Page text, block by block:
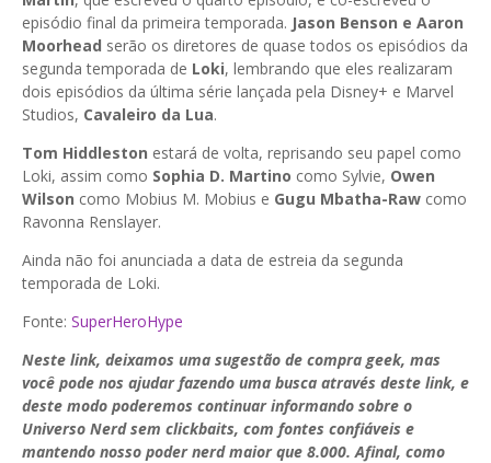
episódio final da primeira temporada. Jason Benson e Aaron
Moorhead serão os diretores de quase todos os episódios da
segunda temporada de Loki, lembrando que eles realizaram
dois episódios da última série lançada pela Disney+ e Marvel
Studios, Cavaleiro da Lua.
Tom Hiddleston estará de volta, reprisando seu papel como
Loki, assim como Sophia D. Martino como Sylvie, Owen
Wilson como Mobius M. Mobius e Gugu Mbatha-Raw como
Ravonna Renslayer.
Ainda não foi anunciada a data de estreia da segunda
temporada de Loki.
Fonte: SuperHeroHype
Neste link, deixamos uma sugestão de compra geek, mas
você pode nos ajudar fazendo uma busca através deste link, e
deste modo poderemos continuar informando sobre o
Universo Nerd sem clickbaits, com fontes confiáveis e
mantendo nosso poder nerd maior que 8.000. Afinal, como